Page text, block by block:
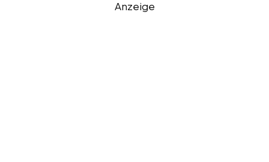
Anzeige